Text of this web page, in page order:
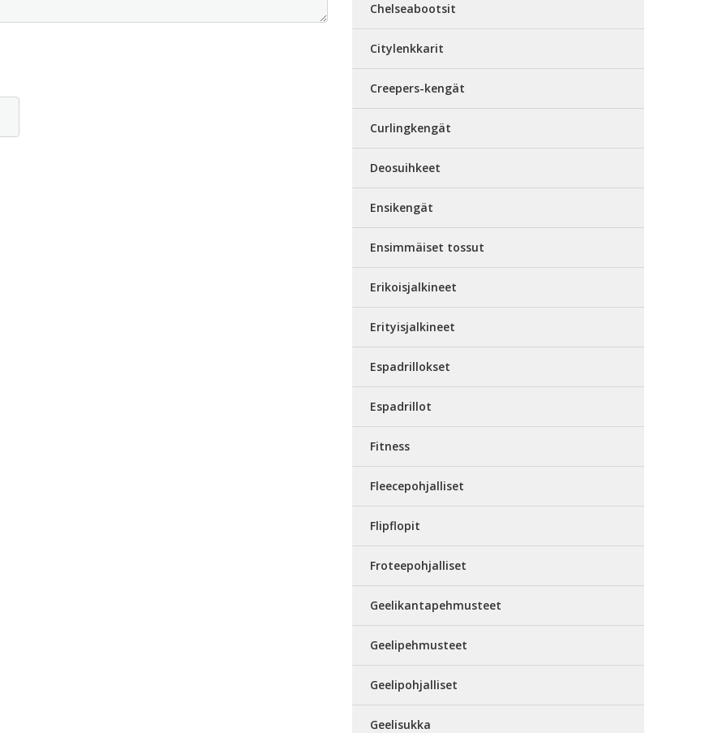
Chelseabootsit
Citylenkkarit
Creepers-kengät
Curlingkengät
Deosuihkeet
Ensikengät
Ensimmäiset tossut
Erikoisjalkineet
Erityisjalkineet
Espadrillokset
Espadrillot
Fitness
Fleecepohjalliset
Flipflopit
Froteepohjalliset
Geelikantapehmusteet
Geelipehmusteet
Geelipohjalliset
Geelisukka